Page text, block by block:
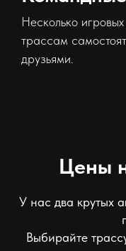
Несколько
трассам
друзьями.
Цены
У нас два крутых
Выбирайте